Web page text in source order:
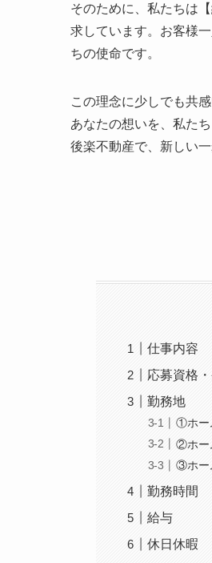
そのために、私たちは
求しています。お客様
ちの使命です。
この理念に少しでも共
あなたの想いを、私た
後楽不動産で、新しい
仕事内容
応募資格
勤務地
①ホー
②ホー
③ホー
勤務時間
給与
休日休暇